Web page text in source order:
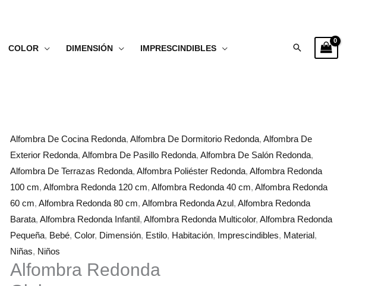
COLOR DIMENSIÓN IMPRESCINDIBLES Buscar
Alfombra De Cocina Redonda, Alfombra De Dormitorio Redonda, Alfombra De
Exterior Redonda, Alfombra De Pasillo Redonda, Alfombra De Salón Redonda,
Alfombra De Terrazas Redonda, Alfombra Poliéster Redonda, Alfombra Redonda
100 cm, Alfombra Redonda 120 cm, Alfombra Redonda 40 cm, Alfombra Redonda
60 cm, Alfombra Redonda 80 cm, Alfombra Redonda Azul, Alfombra Redonda
Barata, Alfombra Redonda Infantil, Alfombra Redonda Multicolor, Alfombra Redonda
Pequeña, Bebé, Color, Dimensión, Estilo, Habitación, Imprescindibles, Material,
Niñas, Niños
Alfombra Redonda
Rango
de
precios:
desde
28.99€
hasta
73.99€
Alfombra
Redonda
Globo
cantidad